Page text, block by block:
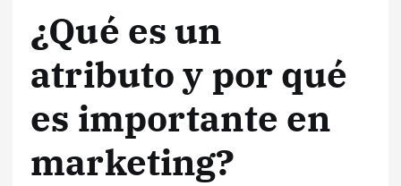
¿Qué es un
atributo y por qué
es importante en
marketing?